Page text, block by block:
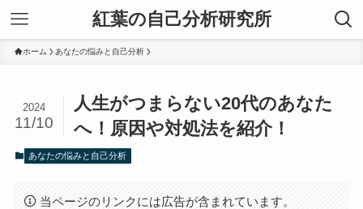
紅葉の自己分析研究所
ホーム あなたの悩みと自己分析
人生がつまらない20代のあなた
へ！原因や対処法を紹介！
2024
11/10
あなたの悩みと自己分析
当ページのリンクには広告が含まれています。